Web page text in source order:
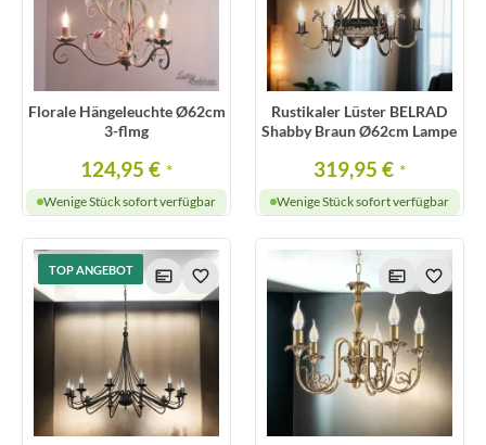
Florale Hängeleuchte Ø62cm
3-flmg
124,95 € *
Wenige Stück sofort verfügbar
Rustikaler Lüster BELRAD
Shabby Braun Ø62cm Lampe
319,95 € *
Wenige Stück sofort verfügbar
TOP ANGEBOT